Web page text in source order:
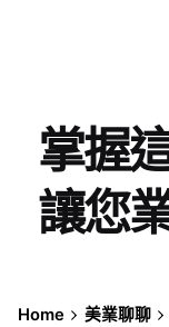
掌握
讓您
Home 美業聊聊